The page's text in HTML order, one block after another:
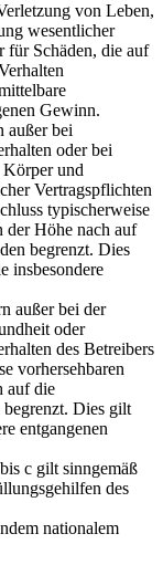
von Leben,
wesentlicher
für Schäden, die auf
Gewinn.
außer bei
oder bei
Körper und
Vertragspflichten
typischerweise
der Höhe nach auf
begrenzt. Dies
insbesondere
außer bei der
oder
des Betreibers
vorhersehbaren
auf die
begrenzt. Dies gilt
entgangenen
c gilt sinngemäß
des
nationalem